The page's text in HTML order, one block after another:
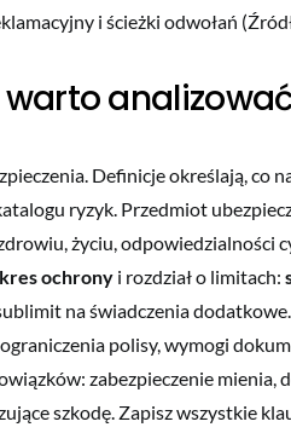
i ścieżki odwołań
Definicje określają, co
ryzyk. Przedmiot
życiu, odpowiedzialności
ochrony i rozdział o limitach:
na świadczenia
ograniczenia polisy, wymogi
zabezpieczenie mienia,
szkodę. Zapisz wszystkie